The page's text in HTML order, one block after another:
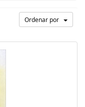
Ordenar por